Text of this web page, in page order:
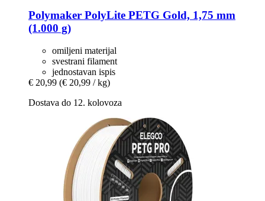
Polymaker PolyLite PETG Gold, 1,75 mm
(1.000 g)
omiljeni materijal
svestrani filament
jednostavan ispis
€ 20,99 (€ 20,99 / kg)
Dostava do 12. kolovoza